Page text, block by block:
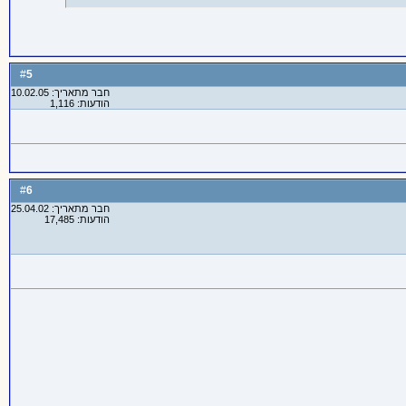
5
חבר מתאריך: 10.02.05
הודעות: 1,116
6
חבר מתאריך: 25.04.02
הודעות: 17,485